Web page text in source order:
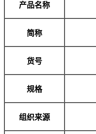
产品名称
简称
货号
规格
组织来源